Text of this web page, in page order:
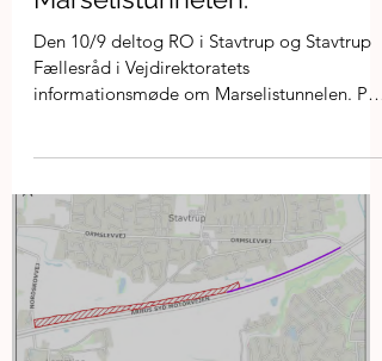
Vejdirektoratets
informationsmøde om
Marselistunnelen.
informationsmøde om Marselistunnelen. På
mødet blev projektet, den overordnede
tidsplan samt den forventede påvirkning af
naboer, trafikanter og borgere i Aarhus
præsenteret. Der blev blandt andet redegjort
for byggemetoden (cut and cover),